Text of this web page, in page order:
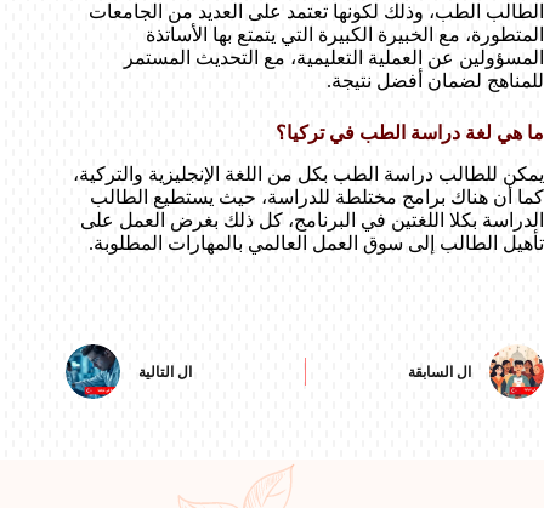
الطالب الطب، وذلك لكونها تعتمد على العديد من الجامعات
المتطورة، مع الخبيرة الكبيرة التي يتمتع بها الأساتذة
المسؤولين عن العملية التعليمية، مع التحديث المستمر
للمناهج لضمان أفضل نتيجة.
ما هي لغة دراسة الطب في تركيا؟
يمكن للطالب دراسة الطب بكل من اللغة الإنجليزية والتركية،
كما أن هناك برامج مختلطة للدراسة، حيث يستطيع الطالب
الدراسة بكلا اللغتين في البرنامج، كل ذلك بغرض العمل على
تأهيل الطالب إلى سوق العمل العالمي بالمهارات المطلوبة.
ال السابقة ال التالية